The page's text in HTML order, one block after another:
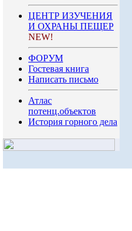
ЦЕНТР ИЗУЧЕНИЯ
И ОХРАНЫ ПЕЩЕР
NEW!
ФОРУМ
Гостевая книга
Написать письмо
Атлас
потенц.объектов
История горного дела